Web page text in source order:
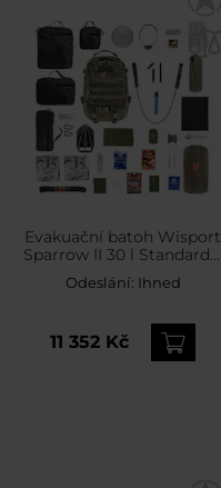
Evakuační batoh Wisport
Sparrow II 30 l Standard –
s vybavením
Odeslání: Ihned
11 352 Kč